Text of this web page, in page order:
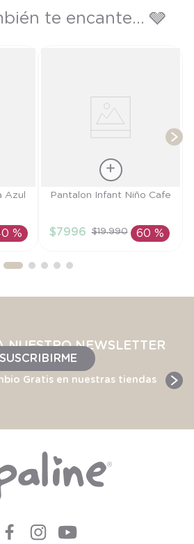
te encante... 🩶
Azul
%
Talla
AÑADIR AL
Pantalon Infant Niño Cafe
$7996 $19.990 60 %
NUESTRO NEWSLETTER
SUSCRIBIRME
Gratis en nuestras tiendas